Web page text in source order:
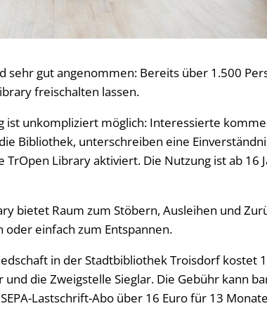
sehr gut angenommen: Bereits über 1.500
freischalten lassen.
ist unkompliziert möglich: Interessierte
Bibliothek, unterschreiben eine
Library aktiviert. Die Nutzung ist ab 16
bietet Raum zum Stöbern, Ausleihen und
oder einfach zum Entspannen.
in der Stadtbibliothek Troisdorf kostet
und die Zweigstelle Sieglar. Die Gebühr kann
Lastschrift-Abo über 16 Euro für 13